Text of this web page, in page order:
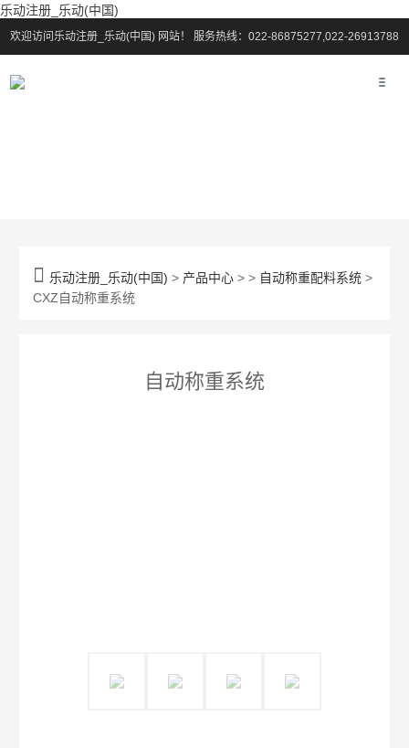
乐动注册_乐动(中国)
欢迎访问乐动注册_乐动(中国) 网站！ 服务热线：022-86875277,022-26913788
 乐动注册_乐动(中国) > 产品中心 > > 自动称重配料系统 >
CXZ自动称重系统
自动称重系统